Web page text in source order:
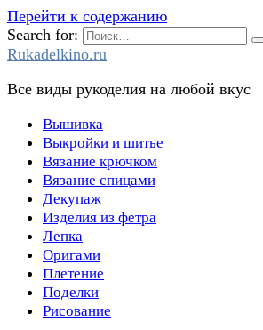
Перейти к содержанию
Search for:
Rukadelkino.ru
Все виды рукоделия на любой вкус
Вышивка
Выкройки и шитье
Вязание крючком
Вязание спицами
Декупаж
Изделия из фетра
Лепка
Оригами
Плетение
Поделки
Рисование